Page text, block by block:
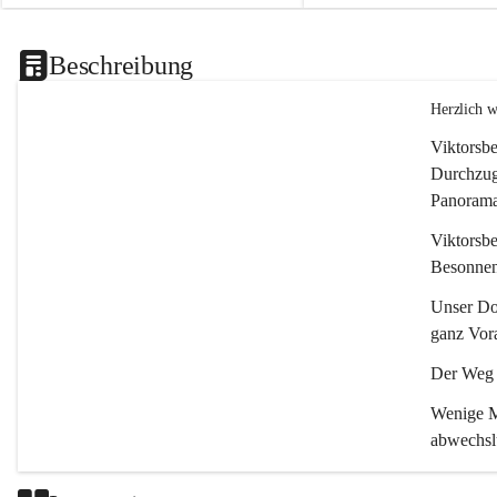
Beschreibung
Herzlich
Unser
ganz
Der
Wenige